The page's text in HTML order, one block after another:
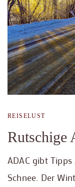
REISELUST
Rutschige
ADAC gibt
Schnee. Der